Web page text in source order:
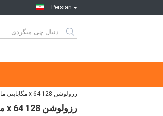
Persian
رزولوشن 128 x 64 مگابایتی ماژول گرافیکی مجهز به مانیتور بی سیم برای ساعت هوشمند
رزولوشن 128 x 64 مگابایتی ماژول گرافیکی مجهز به مانیتور بی سیم برای ساعت هوشمند